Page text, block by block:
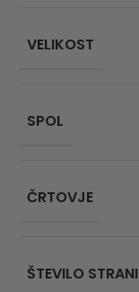
VELIKOST
SPOL
ČRTOVJE
ŠTEVILO STRANI